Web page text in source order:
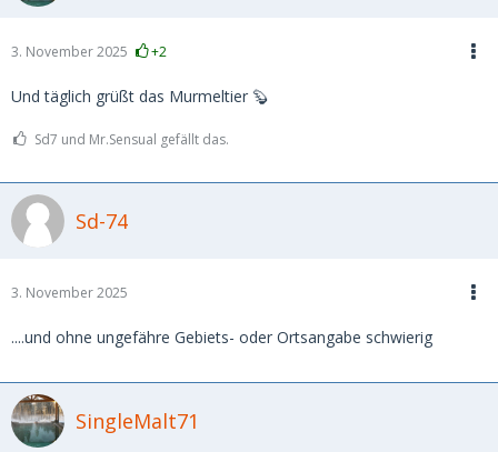
3. November 2025 +2
Und täglich grüßt das Murmeltier 🦫
Sd7 und Mr.Sensual gefällt das.
Sd-74
3. November 2025
....und ohne ungefähre Gebiets- oder Ortsangabe schwierig
SingleMalt71